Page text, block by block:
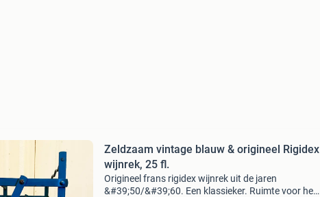
Zeldzaam vintage blauw & origineel Rigidex
wijnrek, 25 fl.
Origineel frans rigidex wijnrek uit de jaren
&#39;50/&#39;60. Een klassieker. Ruimte voor het